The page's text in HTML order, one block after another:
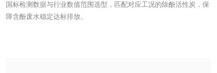
国标检测数据与行业数值范围选型，匹配对应工况的除酚活性炭，保
障含酚废水稳定达标排放。
工业用氯化铵检测